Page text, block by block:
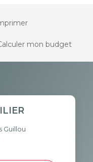
mon budget
Guillou